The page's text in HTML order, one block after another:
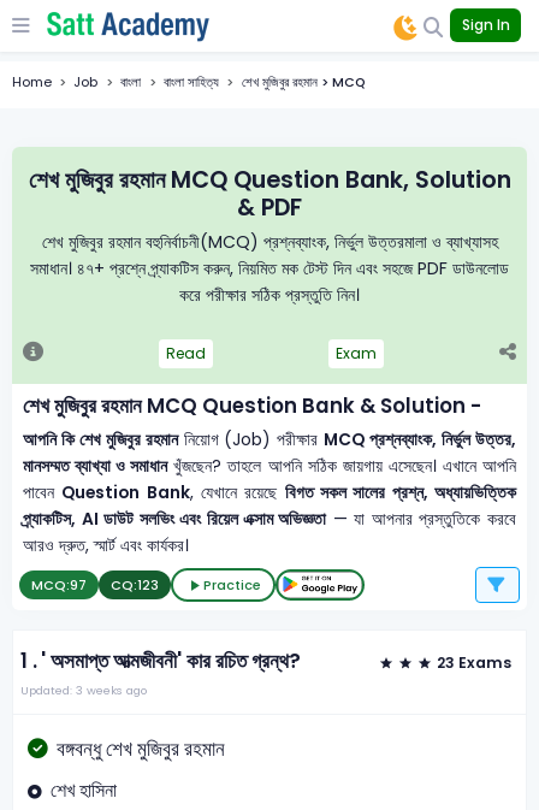
Sign In
Home Job বাংলা বাংলা সাহিত্য শেখ মুজিবুর রহমান > MCQ
শেখ মুজিবুর রহমান MCQ Question Bank, Solution
& PDF
শেখ মুজিবুর রহমান বহুনির্বাচনী(MCQ) প্রশ্নব্যাংক, নির্ভুল উত্তরমালা ও ব্যাখ্যাসহ
সমাধান। ৪৭+ প্রশ্নে প্র্যাকটিস করুন, নিয়মিত মক টেস্ট দিন এবং সহজে PDF ডাউনলোড
করে পরীক্ষার সঠিক প্রস্তুতি নিন।
Read Exam
শেখ মুজিবুর রহমান MCQ Question Bank & Solution -
আপনি কি শেখ মুজিবুর রহমাননিয়োগ (Job) পরীক্ষার MCQ প্রশ্নব্যাংক, নির্ভুল উত্তর,
মানসম্মত ব্যাখ্যা ও সমাধানখুঁজছেন? তাহলে আপনি সঠিক জায়গায় এসেছেন। এখানে আপনি
পাবেন Question Bank, যেখানে রয়েছে বিগত সকল সালের প্রশ্ন, অধ্যায়ভিত্তিক
প্র্যাকটিস, AI ডাউট সলভিং এবং রিয়েল এক্সাম অভিজ্ঞতা— যা আপনার প্রস্তুতিকে করবে
আরও দ্রুত, স্মার্ট এবং কার্যকর।
MCQ:97 CQ:123 Practice
1 .' অসমাপ্ত আত্মজীবনী' কার রচিত গ্রন্থ? 23 Exams
Updated: 3 weeks ago
বঙ্গবন্ধু শেখ মুজিবুর রহমান
শেখ হাসিনা